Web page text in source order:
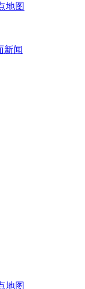
地图
新闻
地图